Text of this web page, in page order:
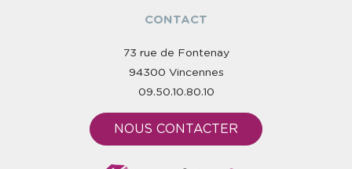
CONTACT
73 rue de Fontenay
94300 Vincennes
09.50.10.80.10
NOUS CONTACTER